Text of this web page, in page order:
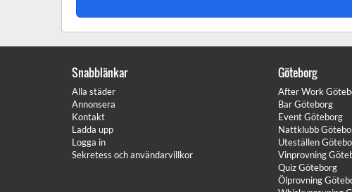
Snabblänkar
Alla städer
Annonsera
Kontakt
Ladda upp
Logga in
Sekretess och användarvillkor
Göteborg
After Work
Bar Göteborg
Event Göteborg
Nattklubb
Uteställen
Vinprovning
Quiz Göteborg
Ölprovning